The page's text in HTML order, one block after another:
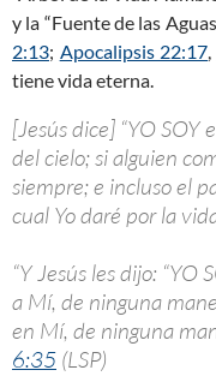
y la “Fuente de las
2:13; Apocalipsis 22:17,
tiene vida eterna.
[Jesús dice] “YO SOY
del cielo; si alguien
siempre; e incluso el
cual Yo daré por la
“Y Jesús les dijo: “YO
a Mí, de ninguna
en Mí, de ninguna
6:35 (LSP)